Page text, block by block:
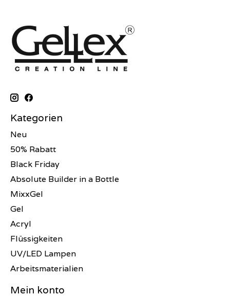
Kategorien
Neu
50% Rabatt
Black Friday
Absolute Builder in a Bottle
MixxGel
Gel
Acryl
Flüssigkeiten
UV/LED Lampen
Arbeitsmaterialien
Mein konto